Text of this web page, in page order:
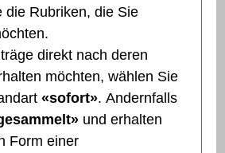
die Rubriken, die Sie
direkt nach deren
möchten, wählen Sie
«sofort». Andernfalls
und erhalten
Form einer